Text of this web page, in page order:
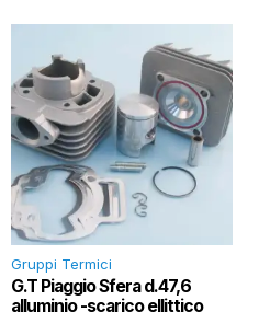
Gruppi Termici
G.T Piaggio Sfera d.47,6
alluminio -scarico ellittico